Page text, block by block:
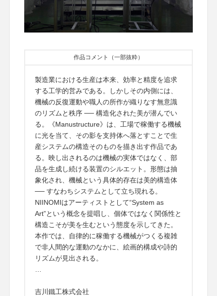
作品コメント（一部抜粋）
製造業における生産は本来、効率と精度を追求
する工学的営みである。しかしその内側には、
機械の反復運動や職人の所作が織りなす無意識
のリズムと秩序 ── 構造化された美が潜んでい
る。《Manustructure》は、工場で稼働する機械
に光を当て、その影を支持体へ落とすことで生
産システムの構造そのものを描き出す作品であ
る。映し出されるのは機械の実体ではなく、部
品を生成し続ける装置のシルエット。形態は抽
象化され、機械という具体的存在は美的構造体
── すなわちシステムとして立ち現れる。
NIINOMIはアーティストとして“System as
Art”という概念を提唱し、個体ではなく関係性と
構造こそが美を生むという態度を示してきた。
本作では、自律的に稼働する機械がつくる複雑
で非人間的な運動のなかに、絵画的構成や詩的
リズムが見出される。
吉川鐵工株式会社